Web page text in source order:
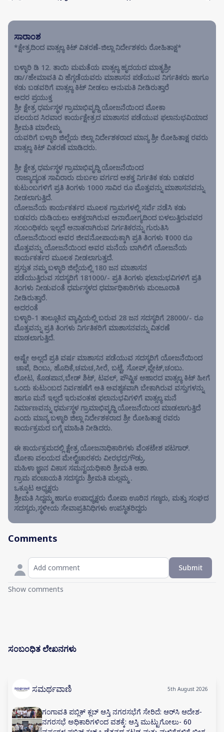
ಸಾರಾಂಶ
*ಕ್ಷೇತ್ರದಿಂದ ವಾತ್ಸಲ್ಯ ಕಿಟ್ ವಿತರಣೆ-ಜಿಲ್ಲಾ ನಿರ್ದೇಶಕರು ರೋಹಿತಾಕ್ಷ*
ಬಳ್ಳಾರಿ ಡಿ 12. ತಾಯಿ ಮಮತೆಯ ವಾತ್ಸಲ್ಯ ಹೃದಯದ ಮಾತೃಶ್ರೀ
ಡಾ//ಹೇಮಾವತಿ ವಿ ಹೆಗ್ಗಡೆಯವರು ಮಾಶಾಸನ ಪಡೆಯುವ ನಿರ್ಗತಿಕರು ಹಾಗೂ
ಕಡು ಬಡವರಿಗೆ ವಾತ್ಸಲ್ಯ ಕಿಟ್ ನೀಡಲು ಅನುಮತಿ ನೀಡಿರುತ್ತಾರೆ
ಅದರ ಪ್ರಯುಕ್ತ
ಶ್ರೀ ಕ್ಷೇತ್ರ ಧರ್ಮಸ್ಥಳ ಗ್ರಾಮಾಭಿವೃದ್ದಿ ಯೋಜನೆಯಿಂದ ಮೋಕಾ
ವಲಯದ ಸಿರವಾರ ಕಾರ್ಯಕ್ಷೇತ್ರದ ಮಾಶಾಸನ ಪಡೆಯುವ ಫಲಾನುಭವಿಯಾದ
ಶ್ರೀಮತಿ ಮಾರೇಮ್ಮ
ಯವರಿಗೆ ಬಳ್ಳಾರಿ ಜಿಲ್ಲೆಯ ಜಿಲ್ಲಾ ನಿರ್ದೇಶಕರಾದ ಮಾನ್ಯ ಶ್ರೀ ರೋಹಿತಾಕ್ಷ ರವರು
ವಾತ್ಸಲ್ಯ ಕಿಟ್ ವಿತರಣೆ ಮಾಡಿದರು.
ಶ್ರೀ ಕ್ಷೇತ್ರ ಧರ್ಮಸ್ಥಳ ಗ್ರಾಮಾಭಿವೃದ್ದಿ ಯೋಜನೆಯಿಂದ
ರಾಜ್ಯಾದ್ಯಂತ ಸಾವಿರಾರು ದುರ್ಬಲ ವರ್ಗದ ಅಶಕ್ತ ನಿರ್ಗತಿಕ ಕಡು ಬಡವರ
ಕುಟುಂಬಗಳಿಗೆ ಪ್ರತಿ ತಿಂಗಳು 1000 ಸಾವಿರ ರೂ ಮೊತ್ತವನ್ನು ಮಾಶಾಸನವನ್ನು
ನೀಡಲಾಗುತ್ತಿದೆ.
ಯೋಜನೆಯ ಕಾರ್ಯಕರ್ತರ ಮೂಲಕ ಗ್ರಾಮಗಳಲ್ಲಿ ಸರ್ವೆ ನಡೆಸಿ ಕಡು
ಬಡವರು ದುಡಿಯಲು ಅಶಕ್ತರಾಗಿರುವ ಅನಾರೋಗ್ಯದಿಂದ ಬಳಲುತ್ತಿರುವವರ
ಸಂಬಂಧಿಕರು ಇಲ್ಲದೆ ಅನಾತರಾಗಿರುವ ನಿರ್ಗತಿಕರನ್ನು ಗುರುತಿಸಿ
ಯೋಜನೆಯಿಂದ ಅವರ ಜೀವನೋಪಾಯಕ್ಕಾಗಿ ಪ್ರತಿ ತಿಂಗಳು ₹1000 ರೂ
ಮೊತ್ತವನ್ನು ಯೋಜನೆಯಿಂದ ಅವರ ಮನೆಯ ಬಾಗಿಲಿಗೆ ಯೋಜನೆಯ
ಕಾರ್ಯಕರ್ತರ ಮೂಲಕ ನೀಡಲಾಗುತ್ತದೆ.
ಪ್ರಸ್ತುತ ನಮ್ಮ ಬಳ್ಳಾರಿ ಜಿಲ್ಲೆಯಲ್ಲಿ 180 ಜನ ಮಾಶಾಸನ
ಪಡೆಯುತ್ತಿರುವ ಸದಸ್ಯರಿಗೆ 181000/- ಪ್ರತಿ ತಿಂಗಳು ಫಲಾನುಭವಿಗಳಿಗೆ ಪ್ರತಿ
ತಿಂಗಳು ನೀಡುವಂತೆ ಧರ್ಮಸ್ಥಳದ ಧರ್ಮಾಧಿಕಾರಿಗಳು ಮಂಜೂರಾತಿ
ನೀಡಿರುತ್ತಾರೆ.
ಅದರಂತೆ
ಬಳ್ಳಾರಿ-1 ತಾಲ್ಲೂಕಿನ ವ್ಯಾಪ್ತಿಯಲ್ಲಿ ಬರುವ 28 ಜನ ಸದಸ್ಯರಿಗೆ 28000/- ರೂ
ಮೊತ್ತವನ್ನು ಪ್ರತಿ ತಿಂಗಳು ನಿರ್ಗತಿಕರಿಗೆ ಮಾಶಾಸನವನ್ನು ವಿತರಣೆ
ಮಾಡಲಾಗುತ್ತಿದೆ.
ಅಷ್ಟೇ ಅಲ್ಲದೆ ಪ್ರತಿ ವರ್ಷ ಮಾಶಾಸನ ಪಡೆಯುವ ಸದಸ್ಯರಿಗೆ ಯೋಜನೆಯಿಂದ
ಚಾಪೆ, ದಿಂಬು, ಹೊದಿಕೆ,ಚಮಚ,ಸೀರೆ, ಬಟ್ಟೆ, ಸೋಪ್,ಪ್ಲೇಟ್,ಚಂಬು.
ಲೋಟ, ಕೊಡಪಾನ,ಬೇಡ್ ಶಿಟ್, ಟವಲ್, ಪೌಷ್ಟಿಕ ಆಹಾರದ ವಾತ್ಸಲ್ಯ ಕಿಟ್ ಹೀಗೆ
ಒಂದು ಕುಟುಂಬದ ನಿರ್ವಹಣೆಗೆ ಅತಿ ಅವಶ್ಯಕವಾಗಿ ಬೇಕಾಗಿರುವ ವಸ್ತುಗಳನ್ನು
ಹಾಗೂ ಮನೆ ಇಲ್ಲದೆ ಇರುವಂತಹ ಫಲಾನುಭವಿಗಳಿಗೆ ವಾತ್ಸಲ್ಯ ಮನೆ
ನಿರ್ಮಾಣವನ್ನು ಧರ್ಮಸ್ಥಳ ಗ್ರಾಮಾಭಿವೃದ್ದಿ ಯೋಜನೆಯಿಂದ ಮಾಡಲಾಗುತ್ತಿದೆ
ಎಂದು ಮಾನ್ಯ ಬಳ್ಳಾರಿ ಜಿಲ್ಲಾ ನಿರ್ದೇಶಕರಾದ ಶ್ರೀ ರೋಹಿತಾಕ್ಷ ರವರು
ಕಾರ್ಯಕ್ರಮದ ಬಗ್ಗೆ ಮಾಹಿತಿ ನೀಡಿದರು.
ಈ ಕಾರ್ಯಕ್ರಮದಲ್ಲಿ ಕ್ಷೇತ್ರ ಯೋಜನಾಧಿಕಾರಿಗಳು ವೆಂಕಟೇಶ ಪಟಗಾರ್.
ಮೋಕಾ ವಲಯದ ಮೇಲ್ವಿಚಾರಕರು ವೀರಭದ್ರಗೌಡ್ರು.
ಮಹಿಳಾ ಜ್ಞಾನ ವಿಕಾಸ ಸಮನ್ವಯಧಿಕಾರಿ ಶ್ರೀಮತಿ ಆಶಾ.
ಗ್ರಾಮ ಪಂಚಾಯತಿ ಸದಸ್ಯರು ಶ್ರೀಮತಿ ಮಲ್ಲಮ್ಮ .
ಒಕ್ಕೂಟ ಅಧ್ಯಕ್ಷರು
ಶ್ರೀಮತಿ ಸಿದ್ದಮ್ಮ ಹಾಗೂ ಉಪಾಧ್ಯಕ್ಷರು ರೋಪಾ ಊರಿನ ಗಣ್ಯರು, ಮತ್ತು ಸಂಘದ
ಸದಸ್ಯರು,ಸ್ಥಳೀಯ ಸೇವಾಪ್ರತಿನಿಧಿಗಳು ಉಪಸ್ಥಿತರಿದ್ದರು
Comments
Submit
Show comments
ಸಂಬಂಧಿತ ಲೇಖನಗಳು
ಸಮರ್ಥವಾಣಿ 5th August 2026
ಗಂಗಾವತಿ ಪಬ್ಲಿಕ್ ಕ್ಲಬ್ ಆಸ್ತಿ ನಗರಸಭೆಗೆ ಸೇರಿದೆ: ಆರ್‌ಸಿ ಆದೇಶ-
ನಗರಸಭೆ ಅಧಿಕಾರಿಗಳಿಂದ ವಶಕ್ಕೆ: ಆಸ್ತಿ ಮುಟ್ಟುಗೋಲು- 60